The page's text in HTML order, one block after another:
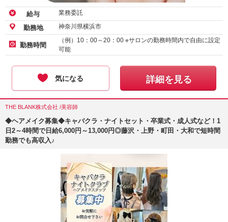
給与 業務委託
勤務地 神奈川県横浜市
勤務時間
（例）10：00～20：00 ※サロンの勤務時間内で自由に設定
可能
気になる 詳細を見る
THE BLANK株式会社 /美容師
◆ヘアメイク募集◆キャバクラ・ナイトセット・卒業式・成人式など！1
日2～4時間で日給6,000円～13,000円◎藤沢・上野・町田・大和で短時間
勤務でも高収入♪